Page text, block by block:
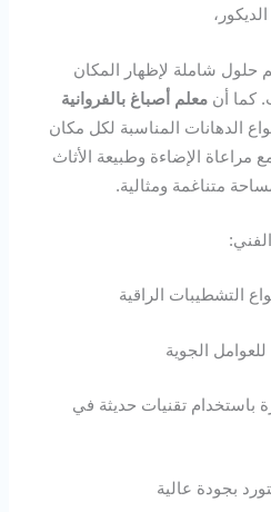
شاملة لإظهار المكان
كما أنمعلم أصباغ بالفروانية
الدهانات المناسبة لكل مكان
مراعاة الإضاءة وطبيعة الأثاث
متناغمة ومثالية.
التشطيبات الراقية
الجوية
باستخدام تقنيات حديثة في
بجودة عالية